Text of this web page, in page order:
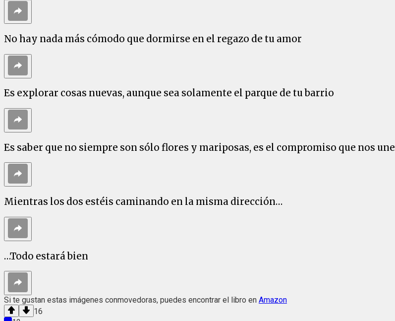
No hay nada más cómodo que dormirse en el regazo de tu amor
Es explorar cosas nuevas, aunque sea solamente el parque de tu barrio
Es saber que no siempre son sólo flores y mariposas, es el compromiso que nos une
Mientras los dos estéis caminando en la misma dirección…
…Todo estará bien
Si te gustan estas imágenes conmovedoras, puedes encontrar el libro en Amazon
16